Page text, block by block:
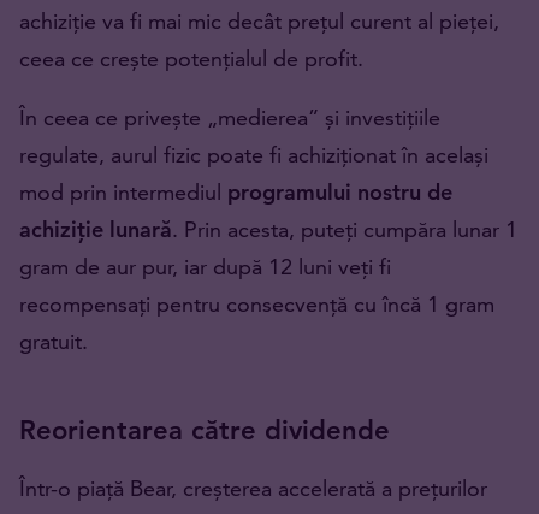
achiziție va fi mai mic decât prețul curent al pieței,
ceea ce crește potențialul de profit.
În ceea ce privește „medierea” și investițiile
regulate, aurul fizic poate fi achiziționat în același
mod prin intermediul programului nostru de
achiziție lunară. Prin acesta, puteți cumpăra lunar 1
gram de aur pur, iar după 12 luni veți fi
recompensați pentru consecvență cu încă 1 gram
gratuit.
Reorientarea către dividende
Într-o piață Bear, creșterea accelerată a prețurilor